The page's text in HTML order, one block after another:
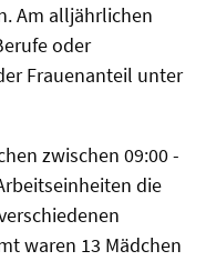
Am alljährlichen
oder
Frauenanteil unter
zwischen 09:00 -
die
waren 13 Mädchen